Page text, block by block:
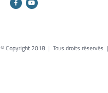
© Copyright 2018 | Tous droits réservés |